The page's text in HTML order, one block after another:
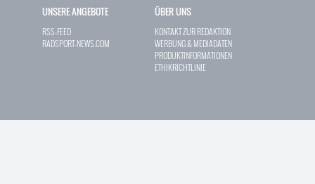
UNSERE ANGEBOTE
RSS-FEED
RADSPORT-NEWS.COM
ÜBER UNS
KONTAKT ZUR REDAKTION
WERBUNG & MEDIADATEN
PRODUKTINFORMATIONEN
ETHIKRICHTLINIE